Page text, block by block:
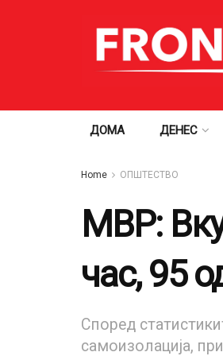
ДОМА ДЕНЕС
Home ОПШТЕСТВО
МВР:
час, 95
Според
самоизолација,